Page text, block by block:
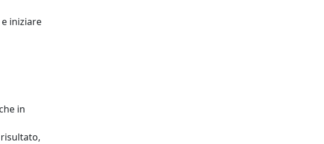
iniziare
in